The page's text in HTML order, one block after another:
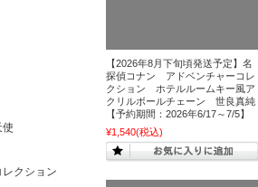
【2026年8月下旬頃発送予定】名
探偵コナン アドベンチャーコレ
クション ホテルルームキー風ア
クリルボールチェーン 世良真純
【予約期間：2026年6/17～7/5】
¥1,540(税込)
使
クション